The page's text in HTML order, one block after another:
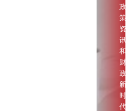
政
策
资
讯
和
财
政
新
时
代